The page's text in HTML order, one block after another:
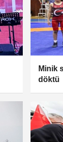
Minik
döktü